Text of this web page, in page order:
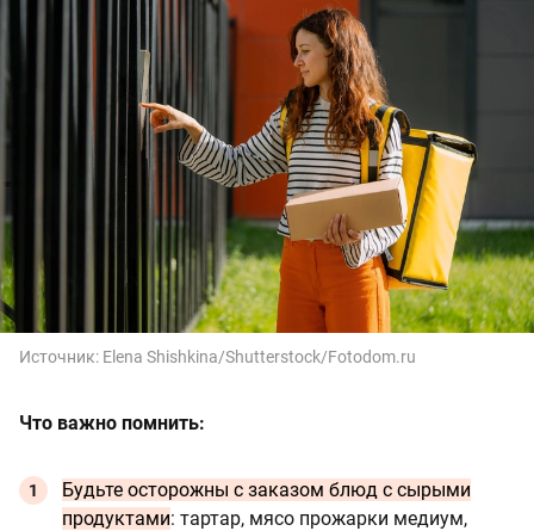
Источник: Elena Shishkina/Shutterstock/Fotodom.ru
Что важно помнить:
Будьте осторожны с заказом блюд с сырыми
продуктами: тартар, мясо прожарки медиум,